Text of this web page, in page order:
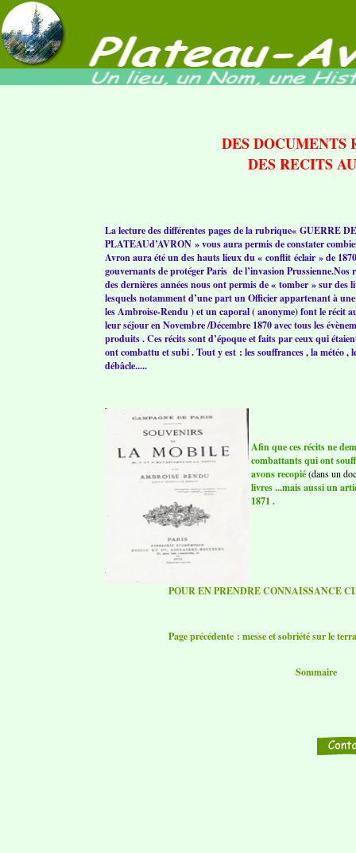
DES DOCUMENTS
DES RECITS
La lecture des différentes pages de la rubrique« GUERRE
PLATEAUd’AVRON » vous aura permis de constater
Avron aura été un des hauts lieux du « conflit éclair » de
gouvernants de protéger Paris de l’invasion Prussienne.Nos
des dernières années nous ont permis de « tomber » sur des
lesquels notamment d’une part un Officier appartenant à
les Ambroise-Rendu ) et un caporal ( anonyme) font le récit
leur séjour en Novembre /Décembre 1870 avec tous les
produits . Ces récits sont d’époque et faits par ceux qui
ont combattu et subi . Tout y est : les souffrances , la météo ,
débâcle.....
Afin que ces récits ne
combattants qui ont
avons recopié(dans un
livres ...mais aussi un
1871 .
POUR EN PRENDRE CONNAISSANCE
Page précédente : messe et sobriété sur le
Sommaire